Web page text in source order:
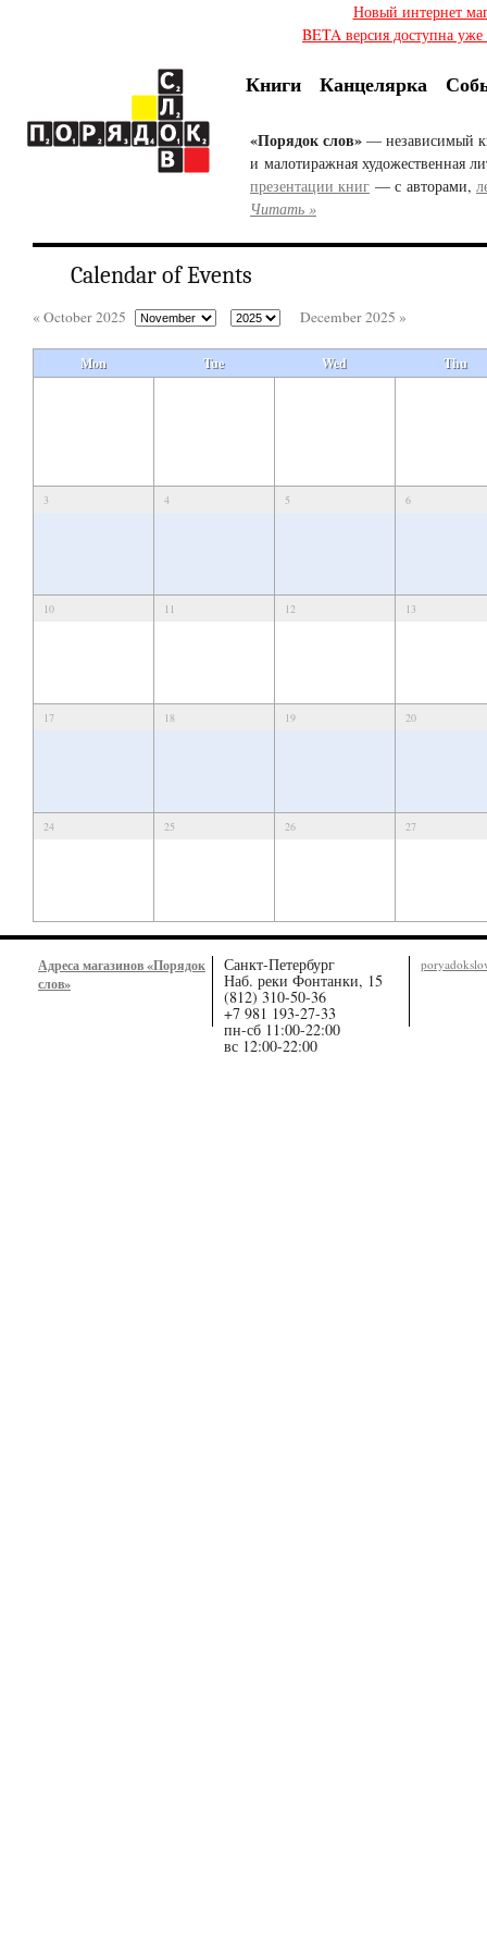
Новый интернет
BETA версия доступна
Книги Канцелярка
«Порядок слов» — независимый
и малотиражная художественная
презентации книг — с авторами,
Читать »
Calendar of Events
« October 2025 December 2025 »
Mon Tue Wed Thu
3 4 5 6
10 11 12 13
17 18 19 20
24 25 26 27
Адреса магазинов «Порядок
слов»
Санкт-Петербург
Наб. реки Фонтанки, 15
(812) 310-50-36
+7 981 193-27-33
пн-сб 11:00-22:00
вс 12:00-22:00